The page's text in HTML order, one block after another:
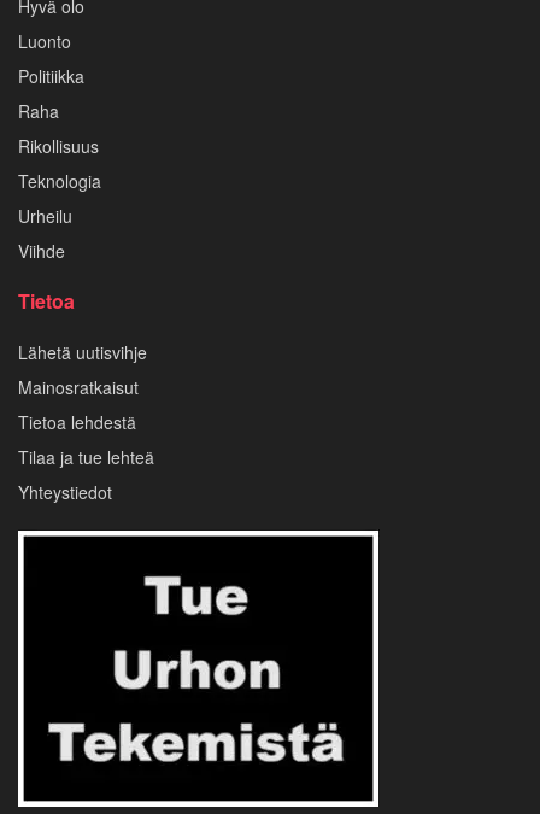
Hyvä olo
Luonto
Politiikka
Raha
Rikollisuus
Teknologia
Urheilu
Viihde
Tietoa
Lähetä uutisvihje
Mainosratkaisut
Tietoa lehdestä
Tilaa ja tue lehteä
Yhteystiedot